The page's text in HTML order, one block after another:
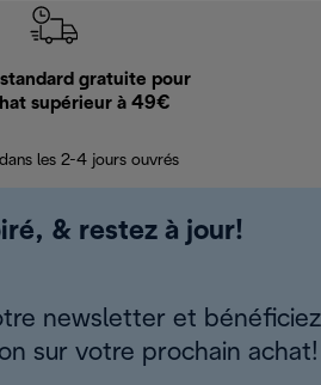
gratuite pour
supérieur à 49€
les 2-4 jours ouvrés
& restez à jour!
newsletter et bénéficiez
sur votre prochain achat!